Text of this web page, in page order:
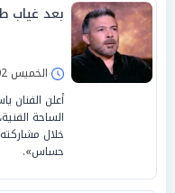
بعد غياب
الخميس 02/أكتوبر/2025 - 04:42 م
أعلن الفنان
الساحة
خلال
حساس».